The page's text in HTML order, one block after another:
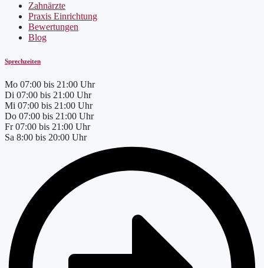
Zahnärzte
Praxis Einrichtung
Bewertungen
Blog
Sprechzeiten
Mo 07:00 bis 21:00 Uhr
Di 07:00 bis 21:00 Uhr
Mi 07:00 bis 21:00 Uhr
Do 07:00 bis 21:00 Uhr
Fr 07:00 bis 21:00 Uhr
Sa 8:00 bis 20:00 Uhr